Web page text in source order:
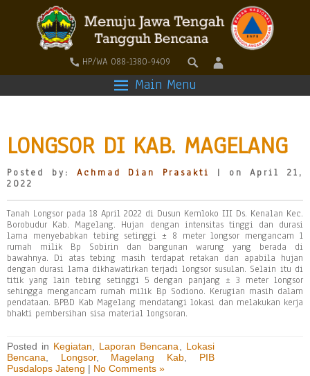
HP/WA 088-1380-9409
Main Menu
LONGSOR DI KAB. MAGELANG
Posted by: Achmad Dian Prasakti
| on April 21,
2022
Tanah Longsor pada 18 April 2022 di Dusun Kemloko III Ds. Kenalan Kec.
Borobudur Kab. Magelang. Hujan dengan intensitas tinggi dan durasi
lama menyebabkan tebing setinggi ± 8 meter longsor mengancam 1
rumah milik Bp Sobirin dan bangunan warung yang berada di
bawahnya. Di atas tebing masih terdapat retakan dan apabila hujan
dengan durasi lama dikhawatirkan terjadi longsor susulan. Selain itu di
titik yang lain tebing setinggi 5 dengan panjang ± 3 meter longsor
sehingga mengancam rumah milik Bp Sodiono. Kerugian masih dalam
pendataan. BPBD Kab Magelang mendatangi lokasi dan melakukan kerja
bhakti pembersihan sisa material longsoran.
Posted in Kegiatan Laporan Bencana
Lokasi
Bencana
Longsor, Magelang Kab, PIB
Pusdalops Jateng | No Comments »